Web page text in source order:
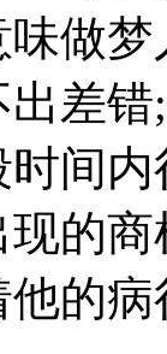
做
差
间
的
的